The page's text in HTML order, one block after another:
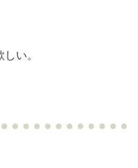
い。